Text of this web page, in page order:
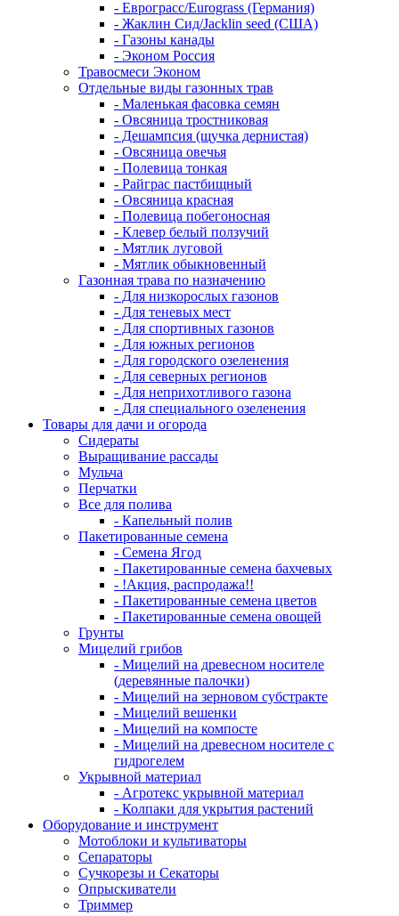
- Еврограсс/Eurograss (Германия)
- Жаклин Сид/Jacklin seed (США)
- Газоны канады
- Эконом Россия
Травосмеси Эконом
Отдельные виды газонных трав
- Маленькая фасовка семян
- Овсяница тростниковая
- Дешампсия (щучка дернистая)
- Овсяница овечья
- Полевица тонкая
- Райграс пастбищный
- Овсяница красная
- Полевица побегоносная
- Клевер белый ползучий
- Мятлик луговой
- Мятлик обыкновенный
Газонная трава по назначению
- Для низкорослых газонов
- Для теневых мест
- Для спортивных газонов
- Для южных регионов
- Для городского озеленения
- Для северных регионов
- Для неприхотливого газона
- Для специального озеленения
Товары для дачи и огорода
Сидераты
Выращивание рассады
Мульча
Перчатки
Все для полива
- Капельный полив
Пакетированные семена
- Семена Ягод
- Пакетированные семена бахчевых
- !Акция, распродажа!!
- Пакетированные семена цветов
- Пакетированные семена овощей
Грунты
Мицелий грибов
- Мицелий на древесном носителе
(деревянные палочки)
- Мицелий на зерновом субстракте
- Мицелий вешенки
- Мицелий на компосте
- Мицелий на древесном носителе с
гидрогелем
Укрывной материал
- Агротекс укрывной материал
- Колпаки для укрытия растений
Оборудование и инструмент
Мотоблоки и культиваторы
Сепараторы
Сучкорезы и Секаторы
Опрыскиватели
Триммер